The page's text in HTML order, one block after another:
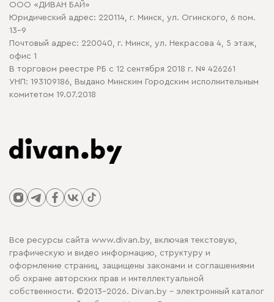
Политика конфиденциальности
Политика в отношении обработки cookie
ООО «ДИВАН БАЙ»
Юридический адрес: 220114, г. Минск, ул. Огинского, 6 пом.
13-9
Почтовый адрес: 220040, г. Минск, ул. Некрасова 4, 5 этаж,
офис 1
В торговом реестре РБ с 12 сентября 2018 г. № 426261
УНП: 193109186, Выдано Минским Городским исполнительным
комитетом 19.07.2018
Все ресурсы сайта www.divan.by, включая текстовую,
графическую и видео информацию, структуру и
оформление страниц, защищены законами и соглашениями
об охране авторских прав и интеллектуальной
собственности. ©2013-2026. Divan.by - электронный каталог